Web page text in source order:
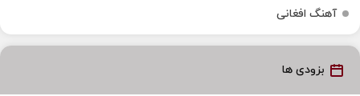
آهنگ افغانی
بزودی ها